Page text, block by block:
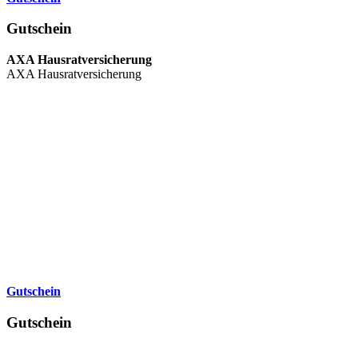
Gutschein
AXA Hausratversicherung
AXA Hausratversicherung
Gutschein
Gutschein